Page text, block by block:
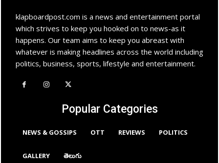
klapboardpost.com is a news and entertainment portal
which strives to keep you hooked on to news-as it
happens. Our team aims to keep you abreast with
whatever is making headlines across the world including
politics, business, sports, lifestyle and entertainment.
Popular Categories
NEWS & GOSSIPS OTT REVIEWS POLITICS
GALLERY తెలుగు